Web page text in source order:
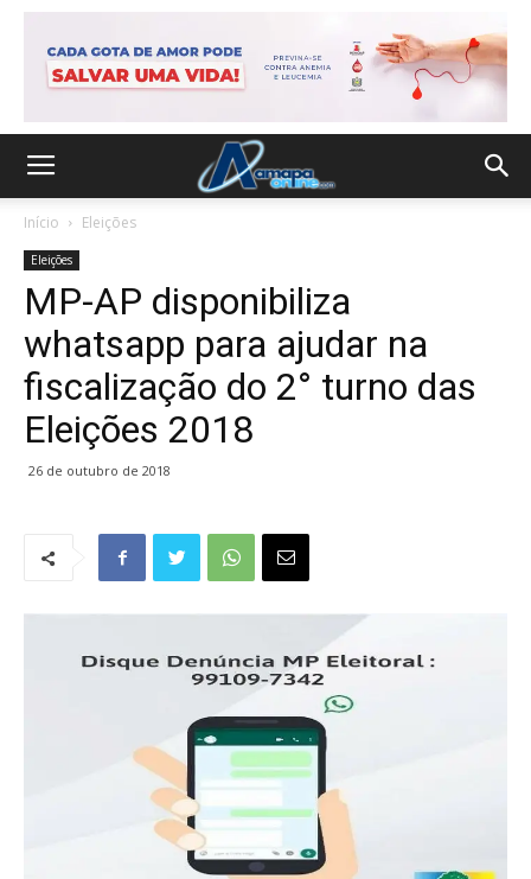
Início Eleições
Eleições
MP-AP disponibiliza
whatsapp para ajudar na
fiscalização do 2° turno das
Eleições 2018
26 de outubro de 2018